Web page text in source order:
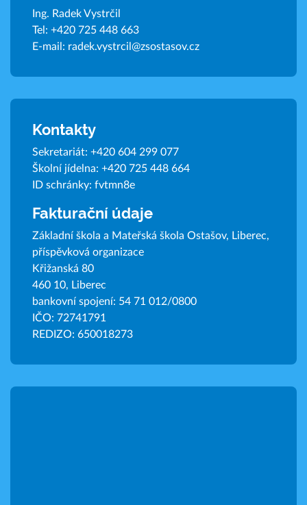
Ing. Radek Vystrčil
Tel: +420 725 448 663
E-mail: radek.vystrcil@zsostasov.cz
Kontakty
Sekretariát: +420 604 299 077
Školní jídelna: +420 725 448 664
ID schránky: fvtmn8e
Fakturační údaje
Základní škola a Mateřská škola Ostašov, Liberec,
příspěvková organizace
Křižanská 80
460 10, Liberec
bankovní spojení: 54 71 012/0800
IČO: 72741791
REDIZO: 650018273